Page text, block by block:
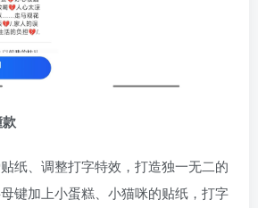
纸、调整打字特效，打造独一无二的
键加上小蛋糕、小猫咪的贴纸，打字